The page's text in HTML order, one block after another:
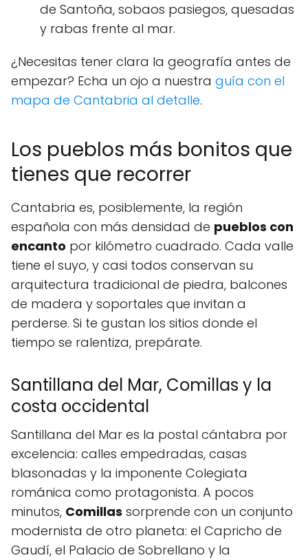
de Santoña, sobaos pasiegos, quesadas
y rabas frente al mar.
¿Necesitas tener clara la geografía antes de
empezar? Echa un ojo a nuestra guía con el
mapa de Cantabria al detalle.
Los pueblos más bonitos que
tienes que recorrer
Cantabria es, posiblemente, la región
española con más densidad de pueblos con
encanto por kilómetro cuadrado. Cada valle
tiene el suyo, y casi todos conservan su
arquitectura tradicional de piedra, balcones
de madera y soportales que invitan a
perderse. Si te gustan los sitios donde el
tiempo se ralentiza, prepárate.
Santillana del Mar, Comillas y la
costa occidental
Santillana del Mar es la postal cántabra por
excelencia: calles empedradas, casas
blasonadas y la imponente Colegiata
románica como protagonista. A pocos
minutos, Comillas sorprende con un conjunto
modernista de otro planeta: el Capricho de
Gaudí, el Palacio de Sobrellano y la